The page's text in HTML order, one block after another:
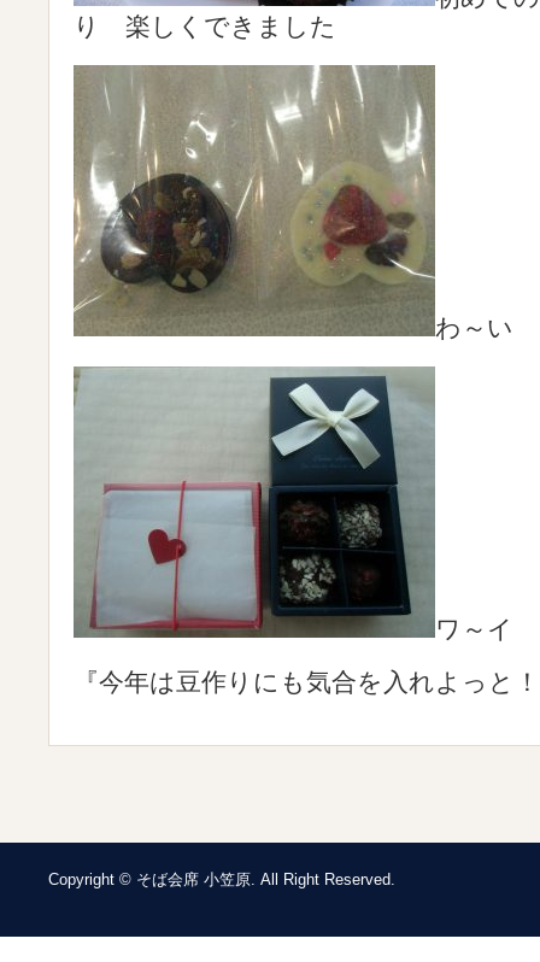
り 楽しくできました
わ～い
ワ～イ
『今年は豆作りにも気合を入れよっと
Copyright © そば会席 小笠原. All Right Reserved.